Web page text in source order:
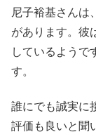
尼子裕基さんは
があります。彼
しているようで
す。
誰にでも誠実に
評価も良いと聞